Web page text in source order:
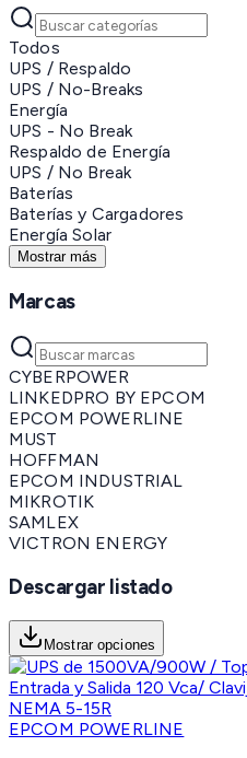
Todos
UPS / Respaldo
UPS / No-Breaks
Energía
UPS - No Break
Respaldo de Energía
UPS / No Break
Baterías
Baterías y Cargadores
Energía Solar
Mostrar más
Marcas
CYBERPOWER
LINKEDPRO BY EPCOM
EPCOM POWERLINE
MUST
HOFFMAN
EPCOM INDUSTRIAL
MIKROTIK
SAMLEX
VICTRON ENERGY
Descargar listado
Mostrar opciones
EPCOM POWERLINE